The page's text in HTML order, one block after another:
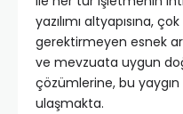
yazılımı altyapısına,
gerektirmeyen esnek
ve mevzuata uygun
çözümlerine, bu yaygın
ulaşmakta.